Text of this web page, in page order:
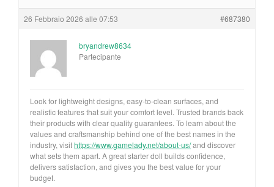
26 Febbraio 2026 alle 07:53 #687380
bryandrew8634
Partecipante
Look for lightweight designs, easy-to-clean surfaces, and
realistic features that suit your comfort level. Trusted brands back
their products with clear quality guarantees. To learn about the
values and craftsmanship behind one of the best names in the
industry, visithttps://www.gamelady.net/about-us/and discover
what sets them apart. A great starter doll builds confidence,
delivers satisfaction, and gives you the best value for your
budget.